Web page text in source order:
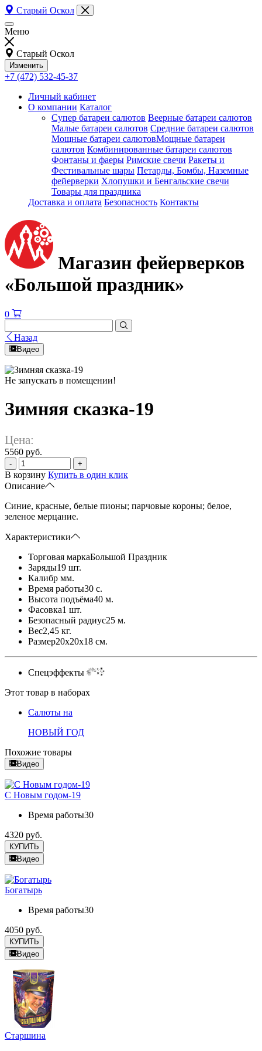
Старый Оскол
Меню
Старый Оскол
Изменить
+7 (472) 532-45-37
Личный кабинет
О компании Каталог
Супер батареи салютов Веерные батареи салютов
Малые батареи салютов Средние батареи салютов
Мощные батареи салютовМощные батареи
салютов Комбинированные батареи салютов
Фонтаны и фаеры Римские свечи Ракеты и
Фестивальные шары Петарды, Бомбы, Наземные
фейерверки Хлопушки и Бенгальские свечи
Товары для праздника
Доставка и оплата Безопасность Контакты
Магазин фейерверков
«Большой праздник»
0
Назад
Видео
Не запускать в помещении!
Зимняя сказка-19
Цена:
5560 руб.
- +
В корзину Купить в один клик
Описание
Синие, красные, белые пионы; парчовые короны; белое,
зеленое мерцание.
Характеристики
Торговая маркаБольшой Праздник
Заряды19 шт.
Калибр мм.
Время работы30 с.
Высота подъёма40 м.
Фасовка1 шт.
Безопасный радиус25 м.
Вес2,45 кг.
Размер20x20x18 см.
Спецэффекты
Этот товар в наборах
Салюты на
НОВЫЙ ГОД
Похожие товары
Видео
С Новым годом-19
Время работы30
4320 руб.
КУПИТЬ
Видео
Богатырь
Время работы30
4050 руб.
КУПИТЬ
Видео
Старшина